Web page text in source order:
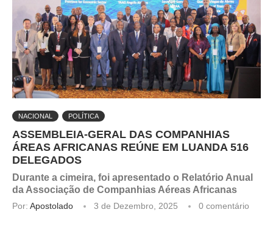
NACIONAL POLÍTICA
ASSEMBLEIA-GERAL DAS COMPANHIAS
ÁREAS AFRICANAS REÚNE EM LUANDA 516
DELEGADOS
Durante a cimeira, foi apresentado o Relatório Anual
da Associação de Companhias Aéreas Africanas
Por: Apostolado 3 de Dezembro, 2025 0 comentário